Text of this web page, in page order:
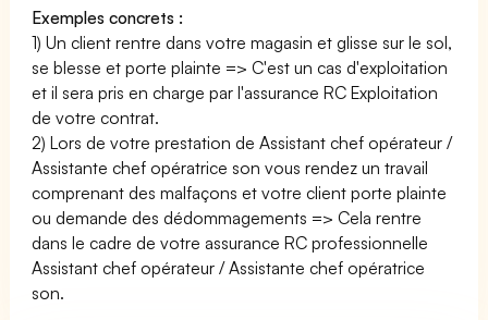
Exemples concrets :
1) Un client rentre dans votre magasin et glisse sur le sol,
se blesse et porte plainte => C'est un cas d'exploitation
et il sera pris en charge par l'assurance RC Exploitation
de votre contrat.
2) Lors de votre prestation de Assistant chef opérateur /
Assistante chef opératrice son vous rendez un travail
comprenant des malfaçons et votre client porte plainte
ou demande des dédommagements => Cela rentre
dans le cadre de votre assurance RC professionnelle
Assistant chef opérateur / Assistante chef opératrice
son.